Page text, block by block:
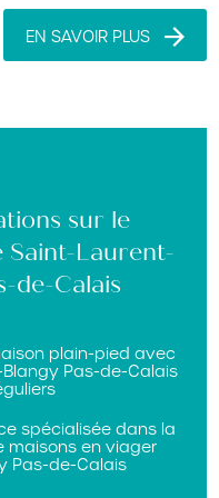
EN SAVOIR PLUS
sur le
Saint-Laurent-
de-Calais
plain-pied avec
Pas-de-Calais
spécialisée dans la
maisons en viager
Pas-de-Calais